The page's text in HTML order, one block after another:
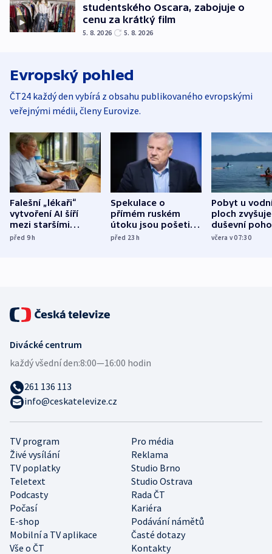
studentského Oscara, zabojuje o
cenu za krátký film
5. 8. 2026 5. 8. 2026
Evropský pohled
ČT24 každý den vybírá z obsahu publikovaného evropskými
veřejnými médii, členy Eurovize.
Falešní „lékaři“
vytvoření AI šíří
mezi staršími
Poláky nebezpečné
před 9h
Spekulace o
přímém ruském
útoku jsou pošetilé,
míní estonský
před 23h
Pobyt u
ploch zvyšuje
duševní
ukázala
včera v 07:30
TV program
Pro média
Živé vysílání
Reklama
TV poplatky
Studio Brno
Teletext
Studio Ostrava
Podcasty
Rada ČT
Počasí
Kariéra
E-shop
Podávání námětů
Mobilní a TV aplikace
Časté dotazy
Vše o ČT
Kontakty
Divácké centrum
každý všední den:8:00—16:00 hodin
261 136 113
info@ceskatelevize.cz